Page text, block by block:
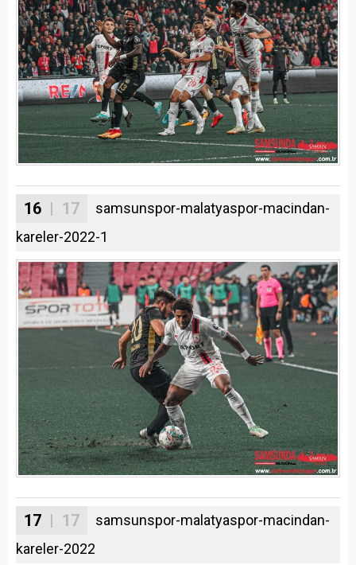
16 | 17
samsunspor-malatyaspor-macindan-
kareler-2022-1
17 | 17
samsunspor-malatyaspor-macindan-
kareler-2022